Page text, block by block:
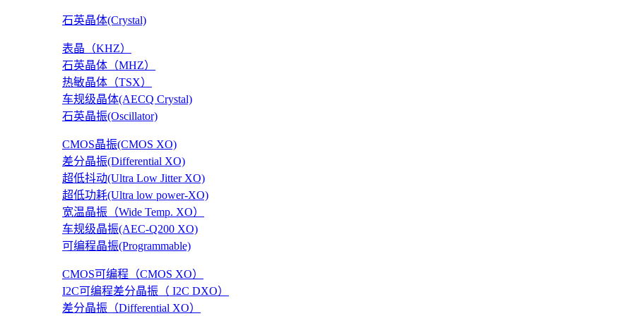
石英晶体(Crystal)
表晶（KHZ）
石英晶体（MHZ）
热敏晶体（TSX）
车规级晶体(AECQ Crystal)
石英晶振(Oscillator)
CMOS晶振(CMOS XO)
差分晶振(Differential XO)
超低抖动(Ultra Low Jitter XO)
超低功耗(Ultra low power-XO)
宽温晶振（Wide Temp. XO）
车规级晶振(AEC-Q200 XO)
可编程晶振(Programmable)
CMOS可编程（CMOS XO）
I2C可编程差分晶振（ I2C DXO）
差分晶振（Differential XO）